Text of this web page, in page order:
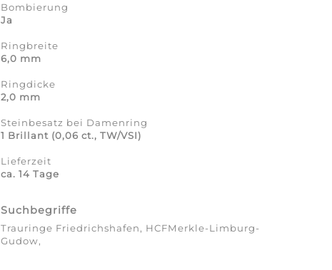
Bombierung
Ja
Ringbreite
6,0 mm
Ringdicke
2,0 mm
Steinbesatz bei Damenring
1 Brillant (0,06 ct., TW/VSI)
Lieferzeit
ca. 14 Tage
Suchbegriffe
Trauringe Friedrichshafen, HCFMerkle-Limburg-
Gudow,